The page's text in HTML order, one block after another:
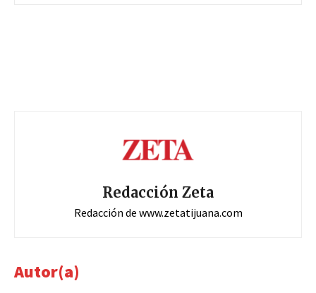
Redacción Zeta
Redacción de www.zetatijuana.com
Autor(a)